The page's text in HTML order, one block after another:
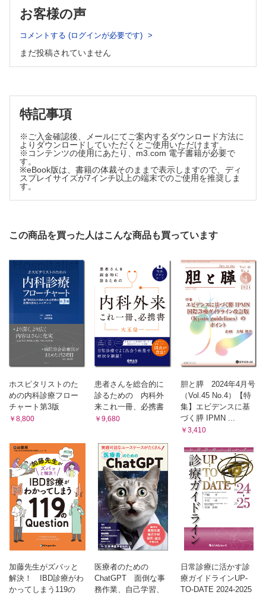
岡山大学病院新医療研究開発センター 内田 大輔
6）内視鏡医が知りたい腹腔鏡・内視鏡合同手術の実際
7）外科医からみた虫垂炎あれこれ（全3回） 第1回：虫垂炎の治療戦
略
永寿総合病院外科 青山 純也，他
8）メタ解析を読む（全4回） 第1回：メタ解析の歴史〜研究デザイン
第124回日本消化器内視鏡学会北海道支部例会ESDライブセミナー
斗南病院消化器内科 住吉 徹哉
クローズアップ！ メディカルスタッフ！
病理技師・細胞検査士の働き
久留米大学病院病理診断科・病理部 河原 明彦，他
滋賀医科大学消化器内科 西田 淳史，他
の特徴
関西医科大学内科学第三講座 佐野 泰樹，他
7）現在治験で取り組まれている治療薬
連載企画
私の履歴書
医者人生まだまだこれから！
伊勢崎市民病院内科 渋澤 恭子
嶋田 靖先生よりコメント
日本大学医学部消化器肝臓内科学分野 高須 綾香
久留米大学病院消化器病センター 岡部 義信
九州がんセンター消化器・肝胆膵内科 李 倫 學
消化器医にちょっと役立つ豆知識
1）プレゼンスライドの作り方について（全3回）
第2回：伝えたい情報を翻訳して表現する
日本大学芸術学部 片桐 祥太
2）臨床に役立つ病理（全4回） 胆膵細胞診・生検診断 第4
回：膵生検
久留米大学病院臨床検査部 内藤 嘉紀
3）腹痛を診る（全4回） 第3回：ACNES（前皮神経絞扼症
大船中央病院内科 中野 弘康
4）腹部エコー（全4回） 第4回：ひと手間かければ意外と見
日本大学医学部内科学系消化器肝臓内科 小川 眞広
岡山大学病院新医療研究開発センター 内田 大輔
6）内視鏡医が知りたい腹腔鏡・内視鏡合同手術の実際
済生会横浜市東部病院消化器外科 森本 洋輔，他
7）外科医からみた虫垂炎あれこれ（全3回） 第1回：虫垂炎
の治療戦略
永寿総合病院外科 青山 純也，他
8）メタ解析を読む（全4回） 第1回：メタ解析の歴史〜研究
デザインの概論
のぶまさクリニック 高垣 伸匡
ライブセミナーレポート
第124回日本消化器内視鏡学会北海道支部例会ESDライブセ
ミナー
お客様の声
コメントする (ログインが必要です)
まだ投稿されていません
特記事項
※ご入金確認後、メールにてご案内するダウンロード方法に
よりダウンロードしていただくとご使用いただけます。
※コンテンツの使用にあたり、m3.com 電子書籍が必要で
す。
※eBook版は、書籍の体裁そのままで表示しますので、ディ
スプレイサイズが7インチ以上の端末でのご使用を推奨しま
す。
この商品を買った人はこんな商品も買っています
ホスピタリストのた
めの内科診療フロー
チャート第3版
￥8,800
患者さんを総合的に
診るための 内科外
来これ一冊、必携書
￥9,680
胆と膵 2024年4月号
（Vol.45 No.4）【特
集】エビデンスに基
づく膵 IPMN ...
￥3,410
加藤先生がズバッと
解決！ IBD診療がわ
かってしまう119の
医療者のための
ChatGPT 面倒な事
務作業、自己学習、
日常診療に活かす診
療ガイドラインUP-
TO-DATE 2024-2025